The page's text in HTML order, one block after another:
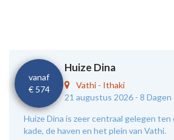
vanaf
€ 574
Huize Dina
Vathi- Ithaki
21 augustus 2026 - 8 Dagen
Huize Dina is zeer centraal gelegen ten
kade, de haven en het plein van Vathi.